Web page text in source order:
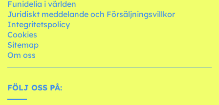
Funidelia i världen
Juridiskt meddelande och Försäljningsvillkor
Integritetspolicy
Cookies
Sitemap
Om oss
FÖLJ OSS PÅ: